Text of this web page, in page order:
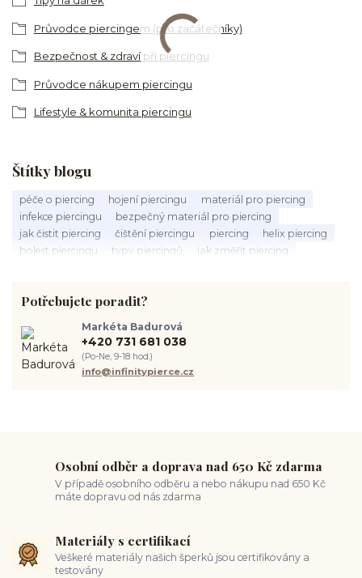
Průvodce piercingem (pro začátečníky)
Bezpečnost & zdraví při piercingu
Průvodce nákupem piercingu
Lifestyle & komunita piercingu
Štítky blogu
péče o piercing hojení piercingu
materiál pro piercing
infekce piercingu
bezpečný materiál pro piercing
jak čistit piercing
čištění piercingu piercing
helix piercing
bolest piercingu
typy piercingů
jak změřit piercing
hygiena piercingu
tipy pro piercing
piercing ucha
chirurgická ocel 316L
spravná velikost piercingu
jak pečovat o piercing
medusa piercing
Potřebujete poradit?
Markéta Badurová
+420 731 681 038
(Po-Ne, 9-18 hod.)
info@infinitypierce.cz
Osobní odběr a doprava nad 650 Kč zdarma
V případě osobního odběru a nebo nákupu nad 650 Kč
máte dopravu od nás zdarma
Materiály s certifikací
Veškeré materiály našich šperků jsou certifikovány a
testovány